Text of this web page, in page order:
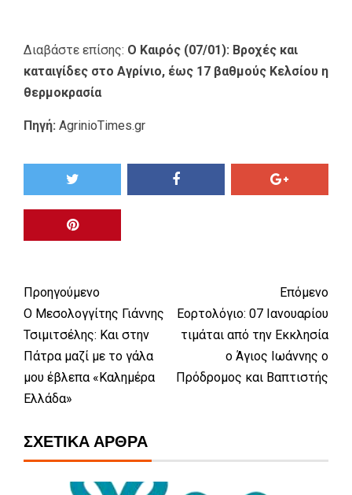
Διαβάστε επίσης: Ο Καιρός (07/01): Βροχές και
καταιγίδες στο Αγρίνιο, έως 17 βαθμούς Κελσίου η
θερμοκρασία
Πηγή: AgrinioTimes.gr
Προηγούμενο
Ο Μεσολογγίτης Γιάννης
Τσιμιτσέλης: Και στην
Πάτρα μαζί με το γάλα
μου έβλεπα «Καλημέρα
Ελλάδα»
Επόμενο
Εορτολόγιο: 07 Ιανουαρίου
τιμάται από την Εκκλησία
ο Άγιος Ιωάννης ο
Πρόδρομος και Βαπτιστής
ΣΧΕΤΙΚΆ ΆΡΘΡΑ